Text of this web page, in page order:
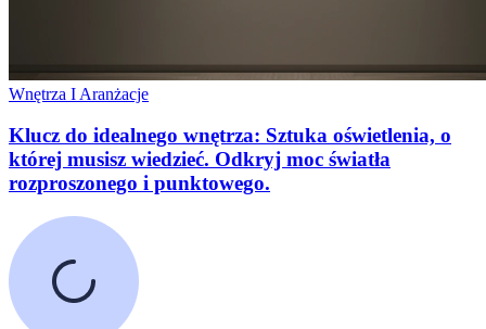
Wnętrza I Aranżacje
Klucz do idealnego wnętrza: Sztuka oświetlenia, o
której musisz wiedzieć. Odkryj moc światła
rozproszonego i punktowego.